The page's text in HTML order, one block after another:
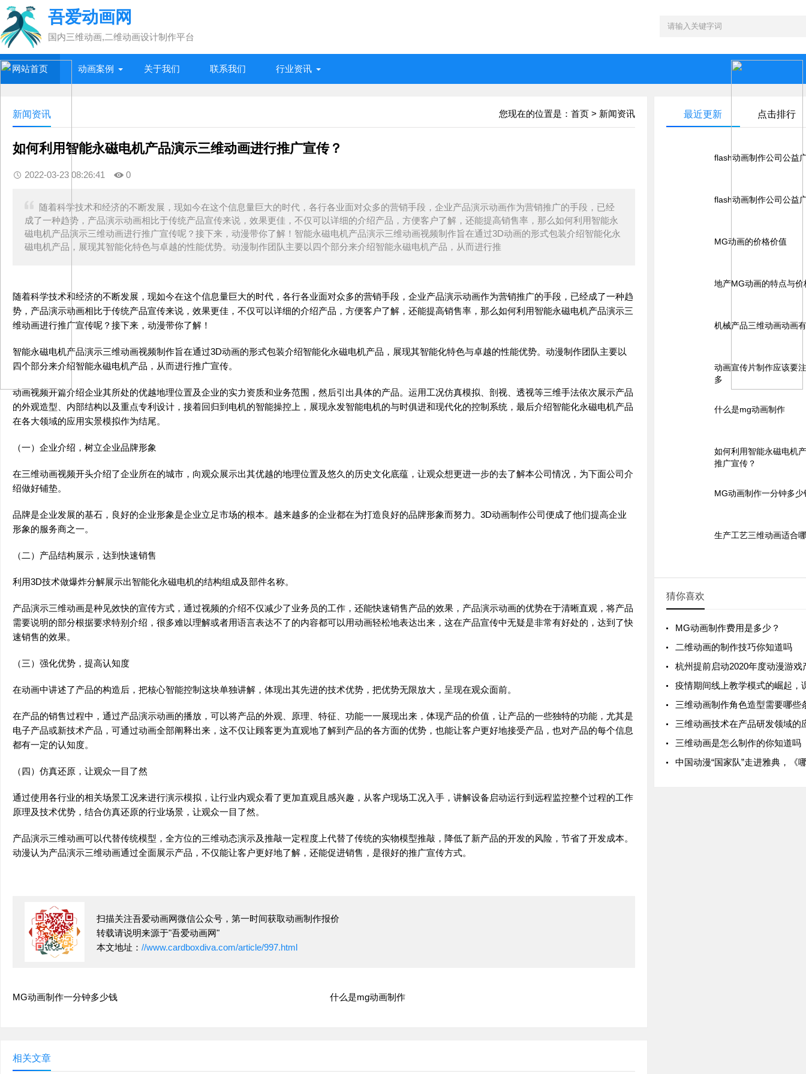
吾爱动画网
国内三维动画,二维动画设计制作平台
网站首页 动画案例 关于我们 联系我们 行业资讯
您现在的位置是： 首页 > 新闻资讯
新闻资讯
如何利用智能永磁电机产品演示三维动画进行推广宣传？
2022-03-23 08:26:41 0
随着科学技术和经济的不断发展，现如今在这个信息量巨大的时代，各行各业面对众多的营销手段，企业产品演示动画作为营销推广的手段，已经
成了一种趋势，产品演示动画相比于传统产品宣传来说，效果更佳，不仅可以详细的介绍产品，方便客户了解，还能提高销售率，那么如何利用智能永
磁电机产品演示三维动画进行推广宣传呢？接下来，动漫带你了解！智能永磁电机产品演示三维动画视频制作旨在通过3D动画的形式包装介绍智能化永
磁电机产品，展现其智能化特色与卓越的性能优势。动漫制作团队主要以四个部分来介绍智能永磁电机产品，从而进行推
随着科学技术和经济的不断发展，现如今在这个信息量巨大的时代，各行各业面对众多的营销手段，企业产品演示动画作为营销推广的手段，已经成了一种趋
势，产品演示动画相比于传统产品宣传来说，效果更佳，不仅可以详细的介绍产品，方便客户了解，还能提高销售率，那么如何利用智能永磁电机产品演示三
维动画进行推广宣传呢？接下来，动漫带你了解！
智能永磁电机产品演示三维动画视频制作旨在通过3D动画的形式包装介绍智能化永磁电机产品，展现其智能化特色与卓越的性能优势。动漫制作团队主要以
四个部分来介绍智能永磁电机产品，从而进行推广宣传。
动画视频开篇介绍企业其所处的优越地理位置及企业的实力资质和业务范围，然后引出具体的产品。运用工况仿真模拟、剖视、透视等三维手法依次展示产品
的外观造型、内部结构以及重点专利设计，接着回归到电机的智能操控上，展现永发智能电机的与时俱进和现代化的控制系统，最后介绍智能化永磁电机产品
在各大领域的应用实景模拟作为结尾。
（一）企业介绍，树立企业品牌形象
在三维动画视频开头介绍了企业所在的城市，向观众展示出其优越的地理位置及悠久的历史文化底蕴，让观众想更进一步的去了解本公司情况，为下面公司介
绍做好铺垫。
品牌是企业发展的基石，良好的企业形象是企业立足市场的根本。越来越多的企业都在为打造良好的品牌形象而努力。3D动画制作公司便成了他们提高企业
形象的服务商之一。
（二）产品结构展示，达到快速销售
利用3D技术做爆炸分解展示出智能化永磁电机的结构组成及部件名称。
产品演示三维动画是种见效快的宣传方式，通过视频的介绍不仅减少了业务员的工作，还能快速销售产品的效果，产品演示动画的优势在于清晰直观，将产品
需要说明的部分根据要求特别介绍，很多难以理解或者用语言表达不了的内容都可以用动画轻松地表达出来，这在产品宣传中无疑是非常有好处的，达到了快
速销售的效果。
（三）强化优势，提高认知度
在动画中讲述了产品的构造后，把核心智能控制这块单独讲解，体现出其先进的技术优势，把优势无限放大，呈现在观众面前。
在产品的销售过程中，通过产品演示动画的播放，可以将产品的外观、原理、特征、功能一一展现出来，体现产品的价值，让产品的一些独特的功能，尤其是
电子产品或新技术产品，可通过动画全部阐释出来，这不仅让顾客更为直观地了解到产品的各方面的优势，也能让客户更好地接受产品，也对产品的每个信息
都有一定的认知度。
（四）仿真还原，让观众一目了然
通过使用各行业的相关场景工况来进行演示模拟，让行业内观众看了更加直观且感兴趣，从客户现场工况入手，讲解设备启动运行到远程监控整个过程的工作
原理及技术优势，结合仿真还原的行业场景，让观众一目了然。
产品演示三维动画可以代替传统模型，全方位的三维动态演示及推敲一定程度上代替了传统的实物模型推敲，降低了新产品的开发的风险，节省了开发成本。
动漫认为产品演示三维动画通过全面展示产品，不仅能让客户更好地了解，还能促进销售，是很好的推广宣传方式。
扫描关注吾爱动画网微信公众号，第一时间获取动画制作报价
转载请说明来源于"吾爱动画网"
本文地址： //www.cardboxdiva.com/article/997.html
MG动画制作一分钟多少钱 什么是mg动画制作
相关文章
最近更新 点击排行
flash动画制作公司公益
flash动画制作公司公益
MG动画的价格价值
地产MG动画的特点与价
机械产品三维动画动画
动画宣传片制作应该要
多
什么是mg动画制作
如何利用智能永磁电机
推广宣传？
MG动画制作一分钟多少
生产工艺三维动画适合
猜你喜欢
MG动画制作费用是多少？
二维动画的制作技巧你知道吗
杭州提前启动2020年度动漫游戏产业
疫情期间线上教学模式的崛起，
三维动画制作角色造型需要哪些
三维动画技术在产品研发领域的
三维动画是怎么制作的你知道吗
中国动漫“国家队”走进雅典，《哪吒